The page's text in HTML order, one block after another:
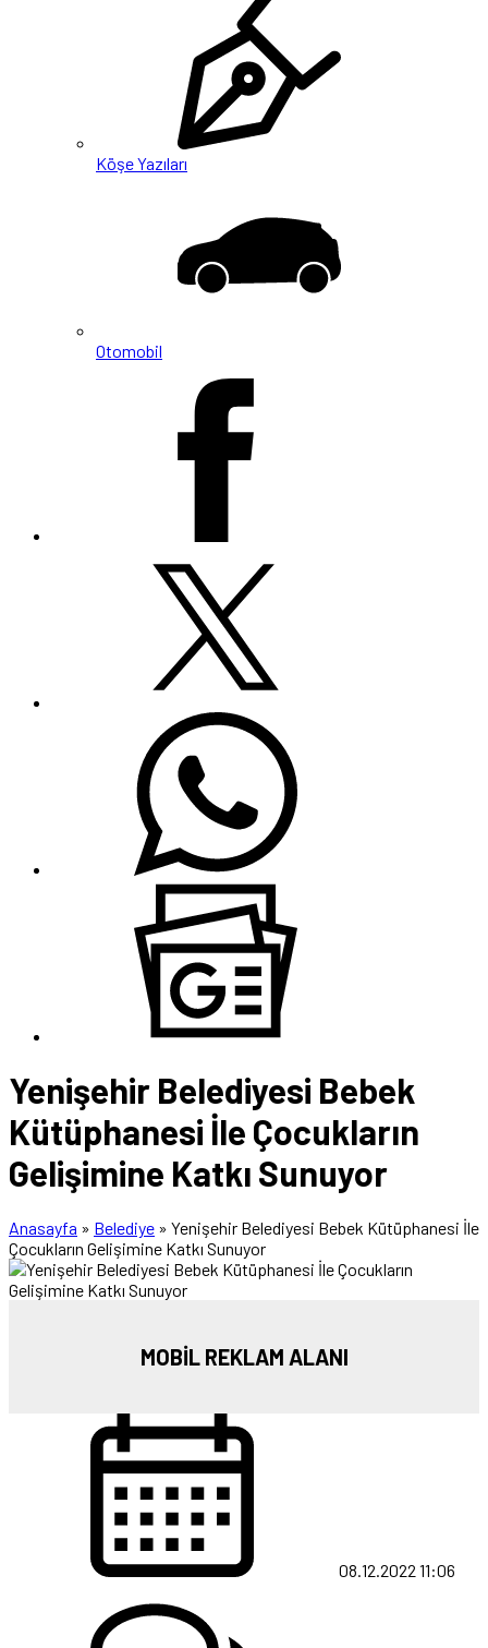
Köşe Yazıları
Otomobil
Yenişehir Belediyesi Bebek
Kütüphanesi İle Çocukların
Gelişimine Katkı Sunuyor
Anasayfa » Belediye » Yenişehir Belediyesi Bebek Kütüphanesi İle
Çocukların Gelişimine Katkı Sunuyor
MOBİL REKLAM ALANI
08.12.2022 11:06